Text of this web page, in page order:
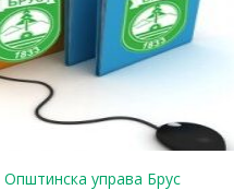
Општинска управа Брус